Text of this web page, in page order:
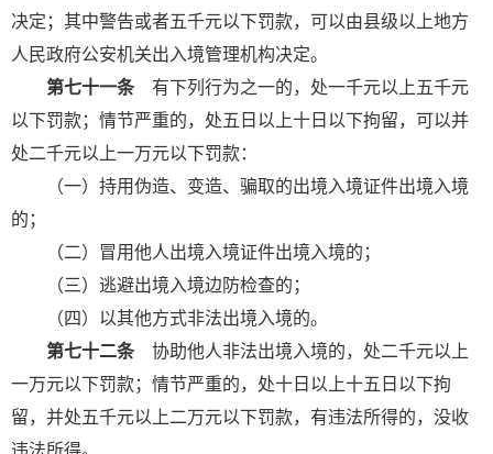
决定；其中警告或者五千元以下罚款，可以由县级以上地方
人民政府公安机关出入境管理机构决定。
第七十一条有下列行为之一的，处一千元以上五千元
以下罚款；情节严重的，处五日以上十日以下拘留，可以并
处二千元以上一万元以下罚款：
（一）持用伪造、变造、骗取的出境入境证件出境入境
的；
（二）冒用他人出境入境证件出境入境的；
（三）逃避出境入境边防检查的；
（四）以其他方式非法出境入境的。
第七十二条协助他人非法出境入境的，处二千元以上
一万元以下罚款；情节严重的，处十日以上十五日以下拘
留，并处五千元以上二万元以下罚款，有违法所得的，没收
违法所得。